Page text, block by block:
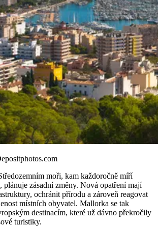
moři, kam každoročně míří
plánuje zásadní změny. Nová opatření mají
ochránit přírodu a zároveň reagovat
místních obyvatel. Mallorka se tak
destinacím, které už dávno překročily
turistiky.